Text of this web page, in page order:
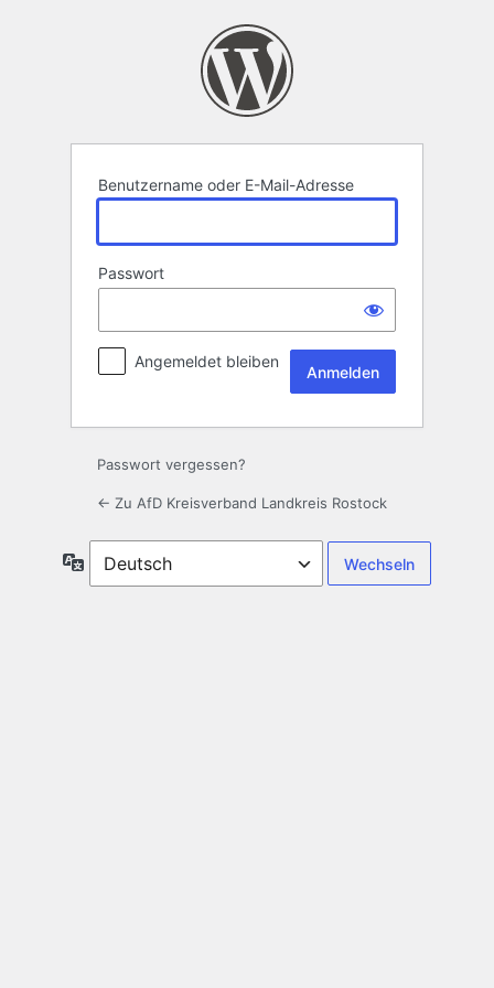
Benutzername oder E-Mail-Adresse
Passwort
Angemeldet bleiben
Passwort vergessen?
← Zu AfD Kreisverband Landkreis Rostock
Sprache